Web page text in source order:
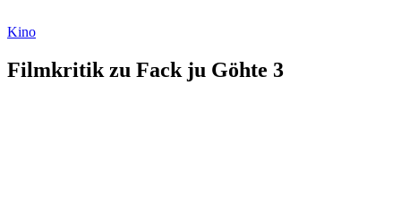
Kino
Filmkritik zu Fack ju Göhte 3